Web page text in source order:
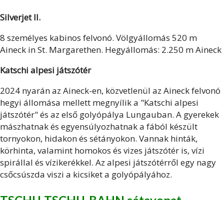
Silverjet II.
8 személyes kabinos felvonó. Völgyállomás 520 m
Aineck in St. Margarethen. Hegyállomás: 2.250 m Aineck
Katschi alpesi játszótér
2024 nyarán az Aineck-en, közvetlenül az Aineck felvonó
hegyi állomása mellett megnyílik a "Katschi alpesi
játszótér" és az első golyópálya Lungauban. A gyerekek
mászhatnak és egyensúlyozhatnak a fából készült
tornyokon, hidakon és sétányokon. Vannak hinták,
körhinta, valamint homokos és vizes játszótér is, vízi
spirállal és vízikerékkel. Az alpesi játszótérről egy nagy
csőcsúszda viszi a kicsiket a golyópályához.